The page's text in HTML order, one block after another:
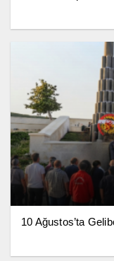
10 Ağustos’ta